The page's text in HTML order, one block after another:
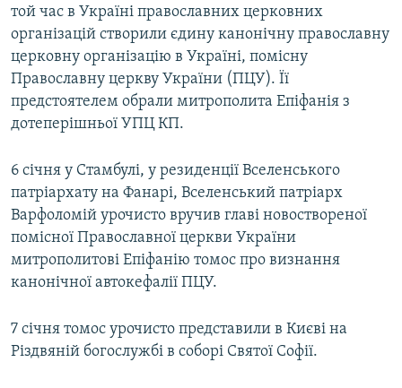
той час в Україні православних церковних
організацій створили єдину канонічну православну
церковну організацію в Україні, помісну
Православну церкву України (ПЦУ). Її
предстоятелем обрали митрополита Епіфанія з
дотеперішньої УПЦ КП.
6 січня у Стамбулі, у резиденції Вселенського
патріархату на Фанарі, Вселенський патріарх
Варфоломій урочисто вручив главі новоствореної
помісної Православної церкви України
митрополитові Епіфанію томос про визнання
канонічної автокефалії ПЦУ.
7 січня томос урочисто представили в Києві на
Різдвяній богослужбі в соборі Святої Софії.